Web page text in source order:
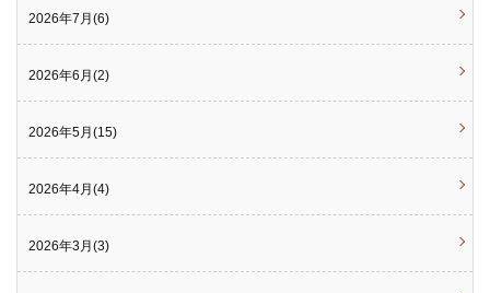
2026年7月(6)
2026年6月(2)
2026年5月(15)
2026年4月(4)
2026年3月(3)